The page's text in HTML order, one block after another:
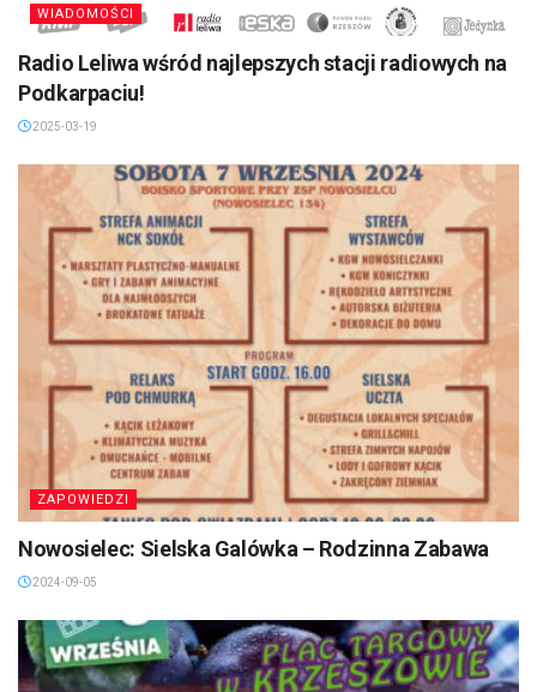
WIADOMOŚCI
Radio Leliwa wśród najlepszych stacji radiowych na
Podkarpaciu!
2025-03-19
ZAPOWIEDZI
Nowosielec: Sielska Galówka – Rodzinna Zabawa
2024-09-05